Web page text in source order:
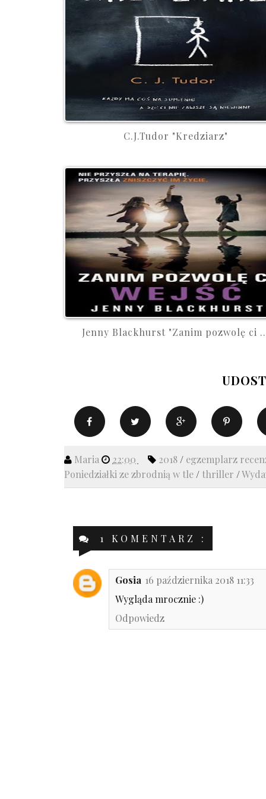
C.J.Tudor "Kredziarz"
Jenny Blackhurst "Zanim pozwolę ci
Maria 22:00 2018 / egzemplarz
Poniedziałki ze zbrodnią w tle / thriller /
1 KOMENTARZ :
Gosia 16 października 2018 11:33
Wygląda mrocznie :)
Odpowiedz